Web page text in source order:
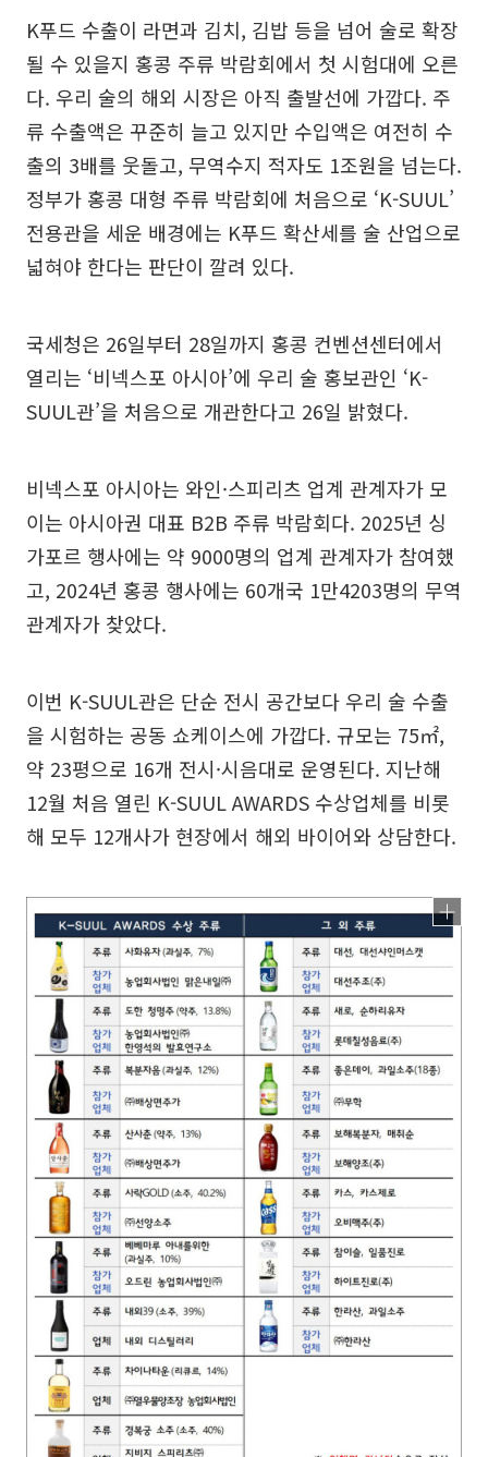
K푸드 수출이 라면과 김치, 김밥 등을 넘어 술로 확장
될 수 있을지 홍콩 주류 박람회에서 첫 시험대에 오른
다. 우리 술의 해외 시장은 아직 출발선에 가깝다. 주
류 수출액은 꾸준히 늘고 있지만 수입액은 여전히 수
출의 3배를 웃돌고, 무역수지 적자도 1조원을 넘는다.
정부가 홍콩 대형 주류 박람회에 처음으로 ‘K-SUUL’
전용관을 세운 배경에는 K푸드 확산세를 술 산업으로
넓혀야 한다는 판단이 깔려 있다.
국세청은 26일부터 28일까지 홍콩 컨벤션센터에서
열리는 ‘비넥스포 아시아’에 우리 술 홍보관인 ‘K-
SUUL관’을 처음으로 개관한다고 26일 밝혔다.
비넥스포 아시아는 와인·스피리츠 업계 관계자가 모
이는 아시아권 대표 B2B 주류 박람회다. 2025년 싱
가포르 행사에는 약 9000명의 업계 관계자가 참여했
고, 2024년 홍콩 행사에는 60개국 1만4203명의 무역
관계자가 찾았다.
이번 K-SUUL관은 단순 전시 공간보다 우리 술 수출
을 시험하는 공동 쇼케이스에 가깝다. 규모는 75㎡,
약 23평으로 16개 전시·시음대로 운영된다. 지난해
12월 처음 열린 K-SUUL AWARDS 수상업체를 비롯
해 모두 12개사가 현장에서 해외 바이어와 상담한다.